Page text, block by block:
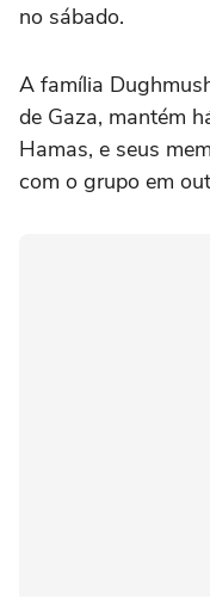
no sábado.
A família
de Gaza, mantém
Hamas, e seus
com o grupo em